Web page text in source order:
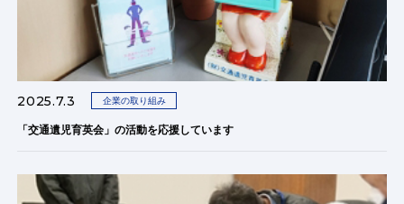
2025.7.3 企業の取り組み
「交通遺児育英会」の活動を応援しています